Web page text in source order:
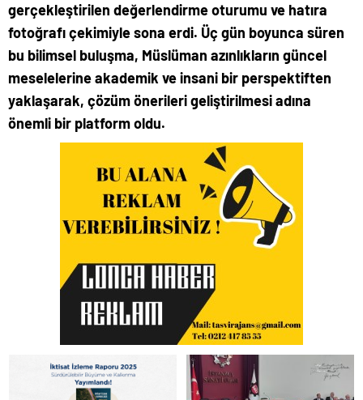
gerçekleştirilen değerlendirme oturumu ve hatıra
fotoğrafı çekimiyle sona erdi. Üç gün boyunca süren
bu bilimsel buluşma, Müslüman azınlıkların güncel
meselelerine akademik ve insani bir perspektiften
yaklaşarak, çözüm önerileri geliştirilmesi adına
önemli bir platform oldu.